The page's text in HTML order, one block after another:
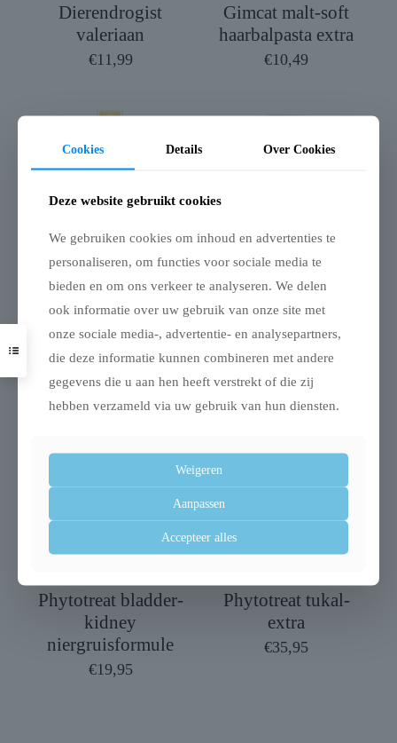
Dierendrogist
valeriaan
€11,99
Gimcat malt-soft
haarbalpasta extra
€10,49
Gimcat
multivitaminepasta +
12 vitaminen
€ 10,49
Henart pro life
science kat huid en
vacht
€ 13,25
Phytotreat bladder-
kidney
niergruisformule
€19,95
Phytotreat tukal-
extra
€35,95
Cookies Details Over Cookies
Deze website gebruikt cookies
We gebruiken cookies om inhoud en advertenties te
personaliseren, om functies voor sociale media te
bieden en om ons verkeer te analyseren. We delen
ook informatie over uw gebruik van onze site met
onze sociale media-, advertentie- en analysepartners,
die deze informatie kunnen combineren met andere
gegevens die u aan hen heeft verstrekt of die zij
hebben verzameld via uw gebruik van hun diensten.
Weigeren
Aanpassen
Accepteer alles